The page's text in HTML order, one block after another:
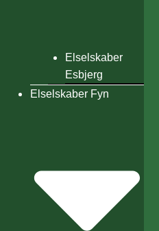
Elselskaber
Esbjerg
Elselskaber Fyn